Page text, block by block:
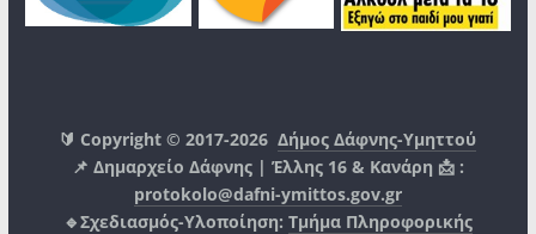
🔰 Copyright © 2017-2026Δήμος Δάφνης-Υμηττού
📌 Δημαρχείο Δάφνης | Έλλης 16 & Κανάρη 📩 :
protokolo@dafni-ymittos.gov.gr
🔹Σχεδιασμός-Υλοποίηση: Τμήμα Πληροφορικής